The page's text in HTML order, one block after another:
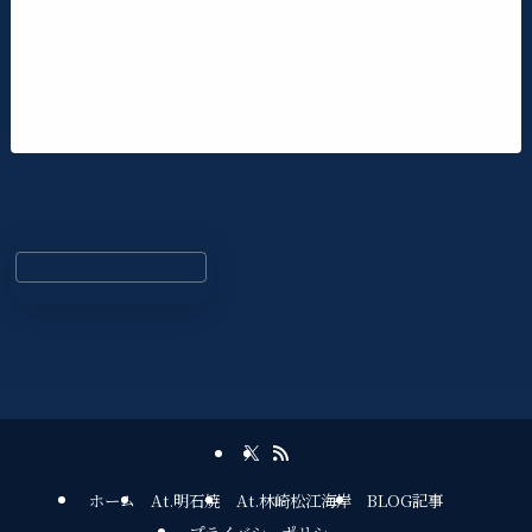
ホーム At.明石焼 At.林崎松江海岸
BLOG記事